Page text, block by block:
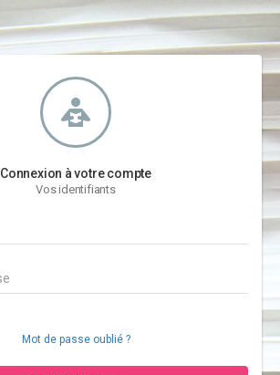
Connexion à votre compte
Vos identifiants
Mot de passe oublié ?